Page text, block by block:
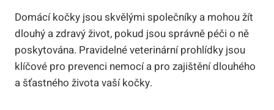
Domácí kočky jsou skvělými společníky a mohou žít
dlouhý a zdravý život, pokud jsou správně péči o ně
poskytována. Pravidelné veterinární prohlídky jsou
klíčové pro prevenci nemocí a pro zajištění dlouhého
a šťastného života vaší kočky.